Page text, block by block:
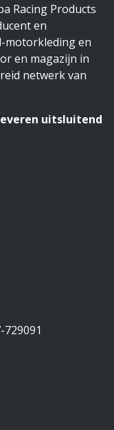
Racing Products
en
motorkleding en
en magazijn in
netwerk van
uitsluitend